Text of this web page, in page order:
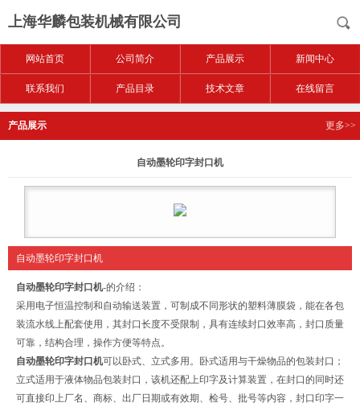
上海华麟包装机械有限公司
网站首页 公司简介 产品展示 新闻中心
联系我们 产品目录 技术文章 在线留言
产品展示 更多>>
自动墨轮印字封口机
自动墨轮印字封口机
自动墨轮印字封口机-的介绍：
采用电子恒温控制和自动输送装置，可制成不同形状的塑料薄膜袋，能在各包
装流水线上配套使用，其封口长度不受限制，具有连续封口效率高，封口质量
可靠，结构合理，操作方便等特点。
自动墨轮印字封口机可以卧式、立式多用。卧式适用与干燥物品的包装封口；
立式适用于液体物品包装封口，该机还配上印字及计算装置，在封口的同时还
可直接印上厂名、商标、出厂日期或有效期、检号、批号等内容，封口印字一